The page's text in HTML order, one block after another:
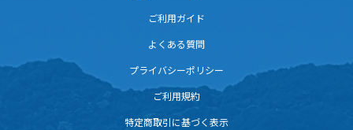
ご利用ガイド
よくある質問
プライバシーポリシー
ご利用規約
特定商取引に基づく表示